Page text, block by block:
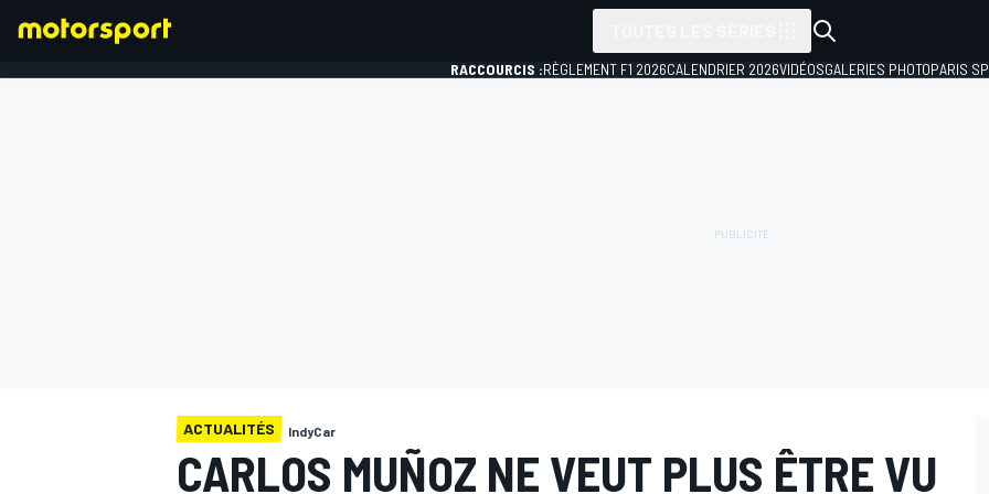
RACCOURCIS :RÈGLEMENT F1 2026CALENDRIER 2026VIDÉOSGALERIES PHOTOPARIS
ACTUALITÉS IndyCar
CARLOS MUÑOZ NE VEUT PLUS ÊTRE VU